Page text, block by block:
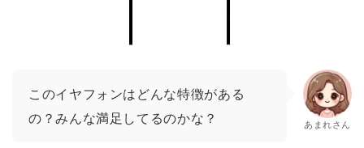
このイヤフォンはどんな特徴がある
の？みんな満足してるのかな？
あまれさん